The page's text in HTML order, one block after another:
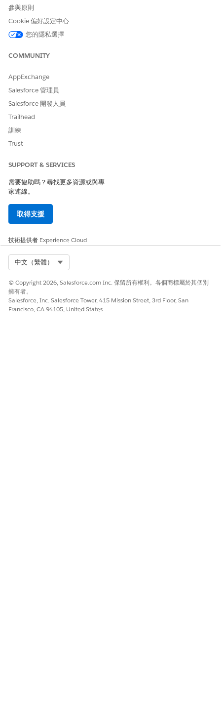
化方式。
報告 SSO 問題
部署此範本,為員工提供報告單一登入 (SSO) 問題的標準化方
要求系統記錄
參與原則
Cookie 偏好設定中心
您的隱私選擇
COMMUNITY
AppExchange
Salesforce 管理員
Salesforce 開發人員
Trailhead
訓練
Trust
SUPPORT & SERVICES
需要協助嗎？尋找更多資源或與專
家連線。
取得支援
技術提供者 Experience Cloud
中文（繁體）
© Copyright 2026, Salesforce.com Inc. 保留所有權利。各個商標屬於其個別
擁有者。
Salesforce, Inc. Salesforce Tower, 415 Mission Street, 3rd Floor, San
Francisco, CA 94105, United States